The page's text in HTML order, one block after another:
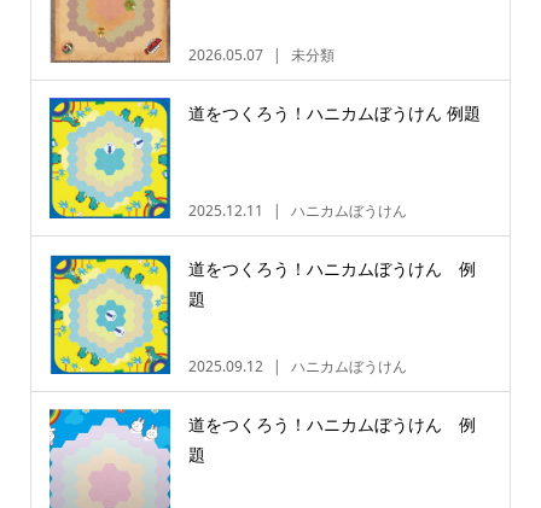
2026.05.07 未分類
道をつくろう！ハニカムぼうけん 例題
2025.12.11 ハニカムぼうけん
道をつくろう！ハニカムぼうけん 例
題
2025.09.12 ハニカムぼうけん
道をつくろう！ハニカムぼうけん 例
題